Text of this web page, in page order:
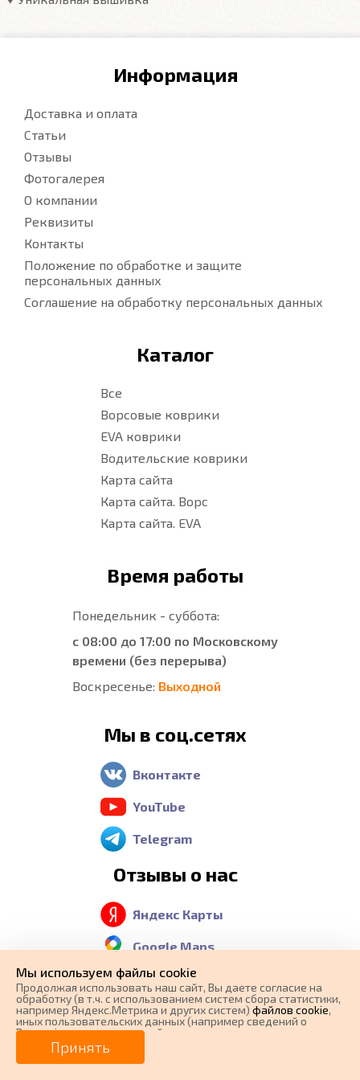
0 ₽
от0₽/мес. Плати частями
Информация
Доставка и оплата
Статьи
Отзывы
Фотогалерея
О компании
Реквизиты
Контакты
Положение по обработке и защите
персональных данных
Соглашение на обработку персональных данных
Каталог
Все
Ворсовые коврики
EVA коврики
Водительские коврики
Карта сайта
Карта сайта. Ворс
Карта сайта. EVA
Время работы
Понедельник - суббота:
с 08:00 до 17:00 по Московскому
времени (без перерыва)
Воскресенье: Выходной
Мы в соц.сетях
Вконтакте
YouTube
Telegram
Отзывы о нас
Яндекс Карты
Google Maps
2 GIS
Контакты
Мы используем файлы cookie
Продолжая использовать наш cайт, Вы даете согласие на
обработку (в т.ч. с использованием систем сбора статистики,
например Яндекс.Метрика и других систем) файлов cookie,
иных пользовательских данных (например сведений о
Вашем ip-адресе, сведений о местоположении, типе
устройства, времени посещения страницы, сведений о
ресурсах сети Интернет, с которых были совершены
переходы на наш сайт, сведения о Ваших действиях на сайте
Принять